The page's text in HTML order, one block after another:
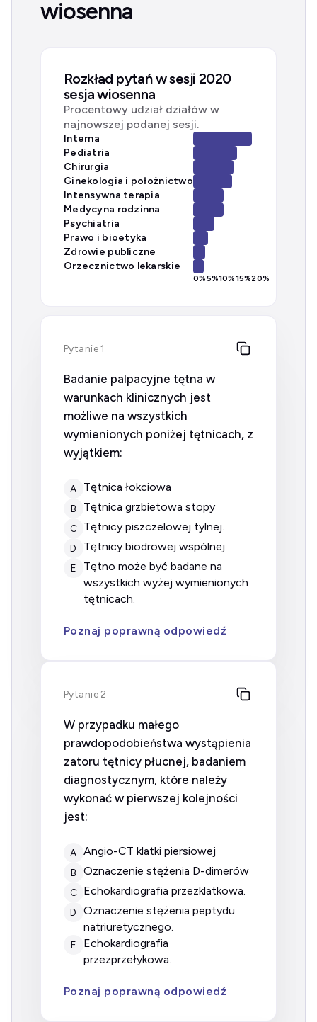
wiosenna
Rozkład pytań w sesji 2020
sesja wiosenna
Procentowy udział działów w
najnowszej podanej sesji.
Interna
Pediatria
Chirurgia
Ginekologia i położnictwo
Intensywna terapia
Medycyna rodzinna
Psychiatria
Prawo i bioetyka
Zdrowie publiczne
Orzecznictwo lekarskie
0%5%10%15%20%
Pytanie 1
Badanie palpacyjne tętna w
warunkach klinicznych jest
możliwe na wszystkich
wymienionych poniżej tętnicach, z
wyjątkiem:
A tętnica łokciowa
B tętnica grzbietowa stopy
C tętnicy piszczelowej tylnej.
D tętnicy biodrowej wspólnej.
E
tętno może być badane na
wszystkich wyżej wymienionych
tętnicach.
Poznaj poprawną odpowiedź
Pytanie 2
W przypadku małego
prawdopodobieństwa wystąpienia
zatoru tętnicy płucnej, badaniem
diagnostycznym, które należy
wykonać w pierwszej kolejności
jest:
A angio-CT klatki piersiowej
B oznaczenie stężenia D-dimerów
C echokardiografia przezklatkowa.
D
oznaczenie stężenia peptydu
natriuretycznego.
E
echokardiografia
przezprzełykowa.
Poznaj poprawną odpowiedź